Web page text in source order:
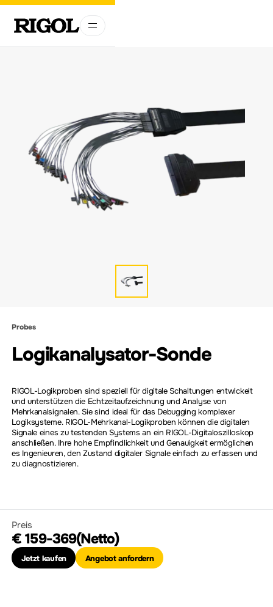
Probes
Logikanalysator-Sonde
RIGOL-Logikproben sind speziell für digitale Schaltungen entwickelt
und unterstützen die Echtzeitaufzeichnung und Analyse von
Mehrkanalsignalen. Sie sind ideal für das Debugging komplexer
Logiksysteme. RIGOL-Mehrkanal-Logikproben können die digitalen
Signale eines zu testenden Systems an ein RIGOL-Digitaloszilloskop
anschließen. Ihre hohe Empfindlichkeit und Genauigkeit ermöglichen
es Ingenieuren, den Zustand digitaler Signale einfach zu erfassen und
zu diagnostizieren.
Preis
€ 159-369(Netto)
Jetzt kaufen Angebot anfordern